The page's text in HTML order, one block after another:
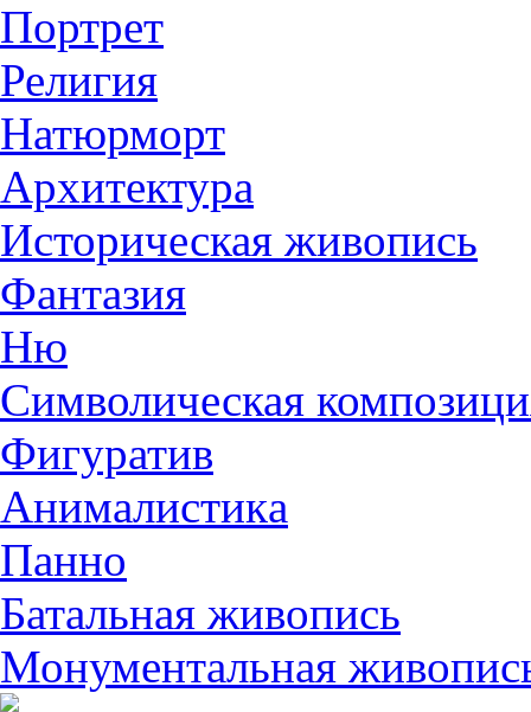
Портрет
Религия
Натюрморт
Архитектура
Историческая живопись
Фантазия
Ню
Символическая
Фигуратив
Анималистикa
Панно
Батальная живопись
Монументальная